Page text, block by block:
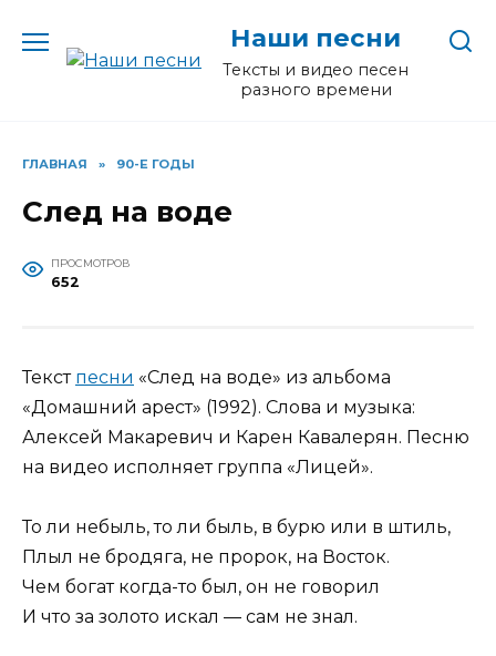
содержанию
Наши песни
Тексты и видео песен
разного времени
ГЛАВНАЯ » 90-Е ГОДЫ
След на воде
ПРОСМОТРОВ
652
Текст песни «След на воде» из альбома
«Домашний арест» (1992). Слова и музыка:
Алексей Макаревич и Карен Кавалерян. Песню
на видео исполняет группа «Лицей».
То ли небыль, то ли быль, в бурю или в штиль,
Плыл не бродяга, не пророк, на Восток.
Чем богат когда-то был, он не говорил
И что за золото искал — сам не знал.